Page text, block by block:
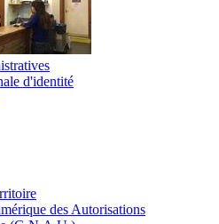
d'identité
des Autorisations